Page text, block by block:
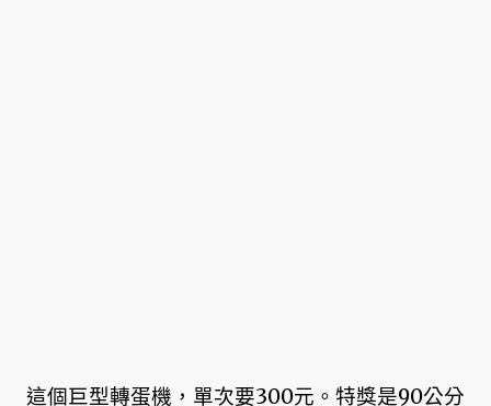
這個巨型轉蛋機，單次要300元。特獎是90公分